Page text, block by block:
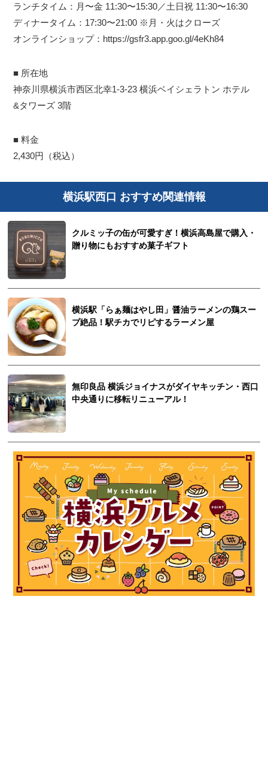
ランチタイム：月〜金 11:30〜15:30／土日祝 11:30〜16:30
ディナータイム：17:30〜21:00 ※月・火はクローズ
オンラインショップ：https://gsfr3.app.goo.gl/4eKh84
■ 所在地
神奈川県横浜市西区北幸1-3-23 横浜ベイシェラトン ホテル
&タワーズ 3階
■ 料金
2,430円（税込）
横浜駅西口 おすすめ関連情報
クルミッ子の缶が可愛すぎ！横浜高島屋で購入・
贈り物にもおすすめ菓子ギフト
横浜駅「らぁ麺はやし田」醤油ラーメンの鶏スー
プ絶品！駅チカでリピするラーメン屋
無印良品 横浜ジョイナスがダイヤキッチン・西口
中央通りに移転リニューアル！